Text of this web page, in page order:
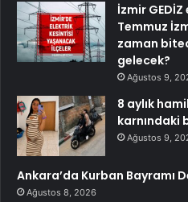
İzmir
Temmuz
zaman
gelecek?
Ağustos 9,
8 aylık
karnındaki
Ağustos 9,
Ankara’da Kurban Bayramı
Ağustos 8, 2026